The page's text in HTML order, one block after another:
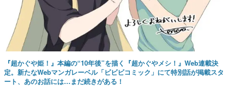
『超かぐや姫！』本編の“10年後”を描く『超かぐやメシ！』Web連載決
定。新たなWebマンガレーベル「ビビビコミック」にて特別話が掲載スタ
ート、あのお話には…まだ続きがある！